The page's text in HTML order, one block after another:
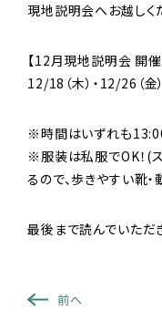
現地説明会へお越しく
【12月現地説明会 開催
12/18（木）・12/26（金）
※時間はいずれも
※服装は私服でOK！(
るので、歩きやすい靴
最後まで読んでいただ
前へ